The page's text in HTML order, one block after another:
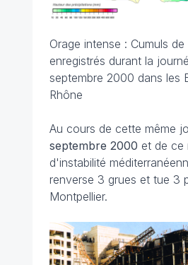
Orage intense : Cumuls de
enregistrés durant la
septembre 2000 dans les
Rhône
Au cours de cette même
septembre 2000 et de ce
d'instabilité
renverse 3 grues et tue 3
Montpellier.